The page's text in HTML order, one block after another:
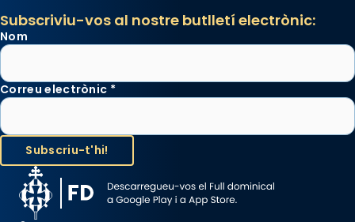
Subscriviu-vos al nostre butlletí electrònic:
Nom
Correu electrònic *